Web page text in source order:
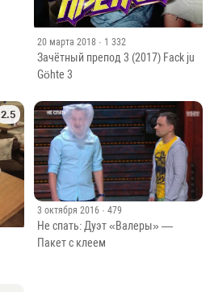
20 марта 2018 · 1 332
Зачётный препод 3 (2017) Fack ju
Göhte 3
2.5
3 октября 2016 · 479
Не спать: Дуэт «Валеры» —
Пакет с клеем